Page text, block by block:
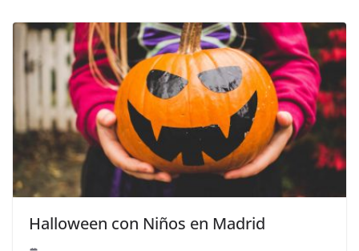
Halloween con Niños en Madrid